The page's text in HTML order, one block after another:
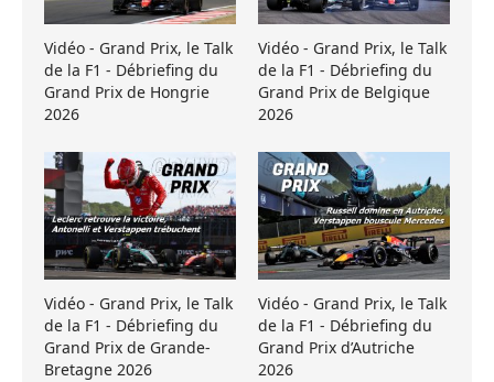
Vidéo - Grand Prix, le Talk
de la F1 - Débriefing du
Grand Prix de Hongrie
2026
Vidéo - Grand Prix, le Talk
de la F1 - Débriefing du
Grand Prix de Belgique
2026
Vidéo - Grand Prix, le Talk
de la F1 - Débriefing du
Grand Prix de Grande-
Bretagne 2026
Vidéo - Grand Prix, le Talk
de la F1 - Débriefing du
Grand Prix d’Autriche
2026